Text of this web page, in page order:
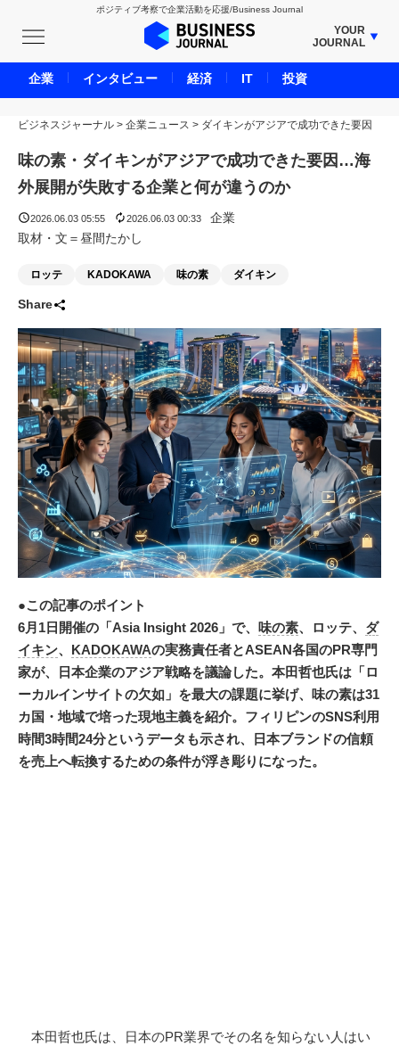
ポジティブ考察で企業活動を応援/Business Journal
YOUR
JOURNAL
BUSINESS JOURNAL
UNICORN JOURNAL
CARBON CREDITS JOURNAL
IVS JOURNAL
ENERGY MANAGEMENT JOURNAL
LIFE ENDING JOURNAL
BPaaS JOURNAL
ADOPTABLE DOG JOURNAL
ビジネスジャーナル > 企業ニュース > ダイキンがアジアで成功できた要因
味の素・ダイキンがアジアで成功できた要因…海
外展開が失敗する企業と何が違うのか
2026.06.03 05:55 2026.06.03 00:33
企業
取材・文＝昼間たかし
ロッテ KADOKAWA 味の素 ダイキン
Share
●この記事のポイント
6月1日開催の「Asia Insight 2026」で、 味の素、ロッテ、 ダ
イキン、 KADOKAWAの実務責任者とASEAN各国のPR専門
家が、日本企業のアジア戦略を議論した。本田哲也氏は「ロ
ーカルインサイトの欠如」を最大の課題に挙げ、味の素は31
カ国・地域で培った現地主義を紹介。フィリピンのSNS利用
時間3時間24分というデータも示され、日本ブランドの信頼
を売上へ転換するための条件が浮き彫りになった。
本田哲也氏は、日本のPR業界でその名を知らない人はい
企業 インタビュー 経済 IT 投資